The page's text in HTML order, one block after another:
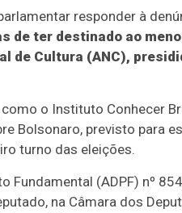
responder à
de ter destinado ao
de Cultura (ANC),
o Instituto Conhecer
Bolsonaro, previsto para
turno das eleições.
Fundamental (ADPF) nº
na Câmara dos